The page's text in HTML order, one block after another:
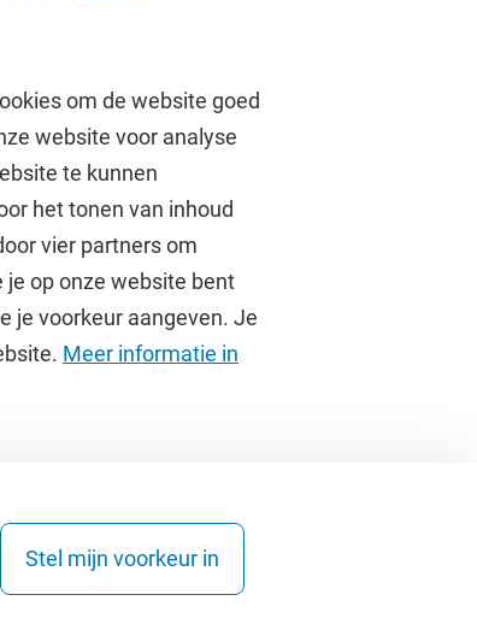
om de website goed
website voor analyse
te kunnen
het tonen van inhoud
vier partners om
op onze website bent
je voorkeur aangeven. Je
Meer informatie in
Stel mijn voorkeur in
Over de VU
Contact en route
Werken bij de VU